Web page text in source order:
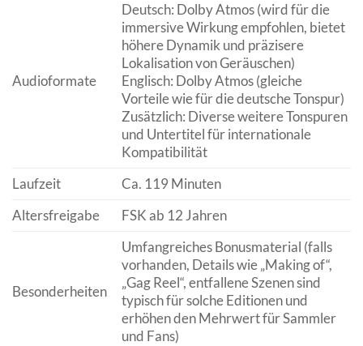
Audioformate
Deutsch: Dolby Atmos (wird für die
immersive Wirkung empfohlen, bietet
höhere Dynamik und präzisere
Lokalisation von Geräuschen)
Englisch: Dolby Atmos (gleiche
Vorteile wie für die deutsche Tonspur)
Zusätzlich: Diverse weitere Tonspuren
und Untertitel für internationale
Kompatibilität
Laufzeit
Ca. 119 Minuten
Altersfreigabe
FSK ab 12 Jahren
Besonderheiten
Umfangreiches Bonusmaterial (falls
vorhanden, Details wie „Making of“,
„Gag Reel“, entfallene Szenen sind
typisch für solche Editionen und
erhöhen den Mehrwert für Sammler
und Fans)